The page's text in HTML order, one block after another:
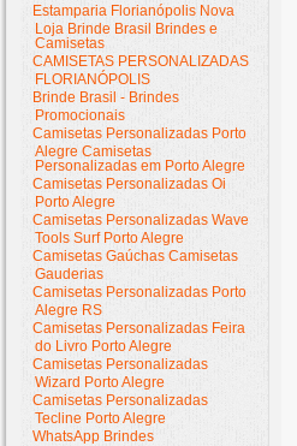
Estamparia Florianópolis Nova
Loja Brinde Brasil Brindes e
Camisetas
CAMISETAS PERSONALIZADAS
FLORIANÓPOLIS
Brinde Brasil - Brindes
Promocionais
Camisetas Personalizadas Porto
Alegre Camisetas
Personalizadas em Porto Alegre
Camisetas Personalizadas Oi
Porto Alegre
Camisetas Personalizadas Wave
Tools Surf Porto Alegre
Camisetas Gaúchas Camisetas
Gauderias
Camisetas Personalizadas Porto
Alegre RS
Camisetas Personalizadas Feira
do Livro Porto Alegre
Camisetas Personalizadas
Wizard Porto Alegre
Camisetas Personalizadas
Tecline Porto Alegre
WhatsApp Brindes